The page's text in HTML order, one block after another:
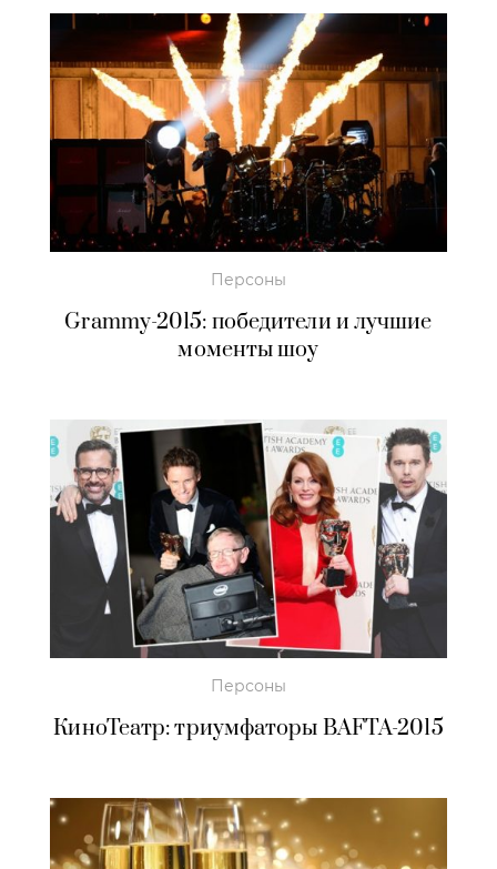
Персоны
Grammy-2015: победители и лучшие
моменты шоу
Персоны
КиноТеатр: триумфаторы BAFTA-2015